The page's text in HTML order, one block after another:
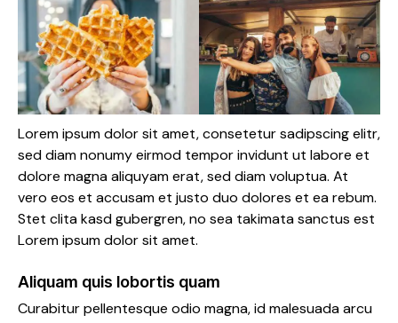
Lorem ipsum dolor sit amet, consetetur sadipscing elitr,
sed diam nonumy eirmod tempor invidunt ut labore et
dolore magna aliquyam erat, sed diam voluptua. At
vero eos et accusam et justo duo dolores et ea rebum.
Stet clita kasd gubergren, no sea takimata sanctus est
Lorem ipsum dolor sit amet.
Aliquam quis lobortis quam
Curabitur pellentesque odio magna, id malesuada arcu